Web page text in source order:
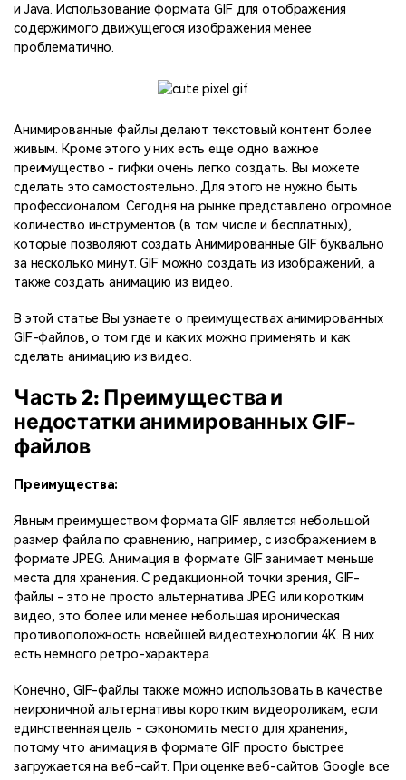
и Java. Использование формата GIF для отображения
содержимого движущегося изображения менее
проблематично.
Анимированные файлы делают текстовый контент более
живым. Кроме этого у них есть еще одно важное
преимущество - гифки очень легко создать. Вы можете
сделать это самостоятельно. Для этого не нужно быть
профессионалом. Сегодня на рынке представлено огромное
количество инструментов (в том числе и бесплатных),
которые позволяют создать Анимированные GIF буквально
за несколько минут. GIF можно создать из изображений, а
также создать анимацию из видео.
В этой статье Вы узнаете о преимуществах анимированных
GIF-файлов, о том где и как их можно применять и как
сделать анимацию из видео.
Часть 2: Преимущества и
недостатки анимированных GIF-
файлов
Преимущества:
Явным преимуществом формата GIF является небольшой
размер файла по сравнению, например, с изображением в
формате JPEG. Анимация в формате GIF занимает меньше
места для хранения. С редакционной точки зрения, GIF-
файлы - это не просто альтернатива JPEG или коротким
видео, это более или менее небольшая ироническая
противоположность новейшей видеотехнологии 4K. В них
есть немного ретро-характера.
Конечно, GIF-файлы также можно использовать в качестве
неироничной альтернативы коротким видеороликам, если
единственная цель - сэкономить место для хранения,
потому что анимация в формате GIF просто быстрее
загружается на веб-сайт. При оценке веб-сайтов Google все